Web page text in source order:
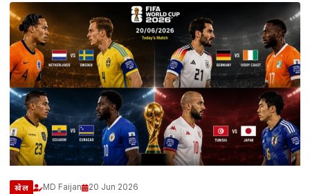
खेल MD Faijan 20 Jun 2026